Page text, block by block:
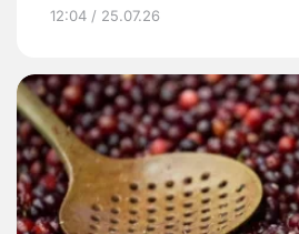
12:04 / 25.07.26